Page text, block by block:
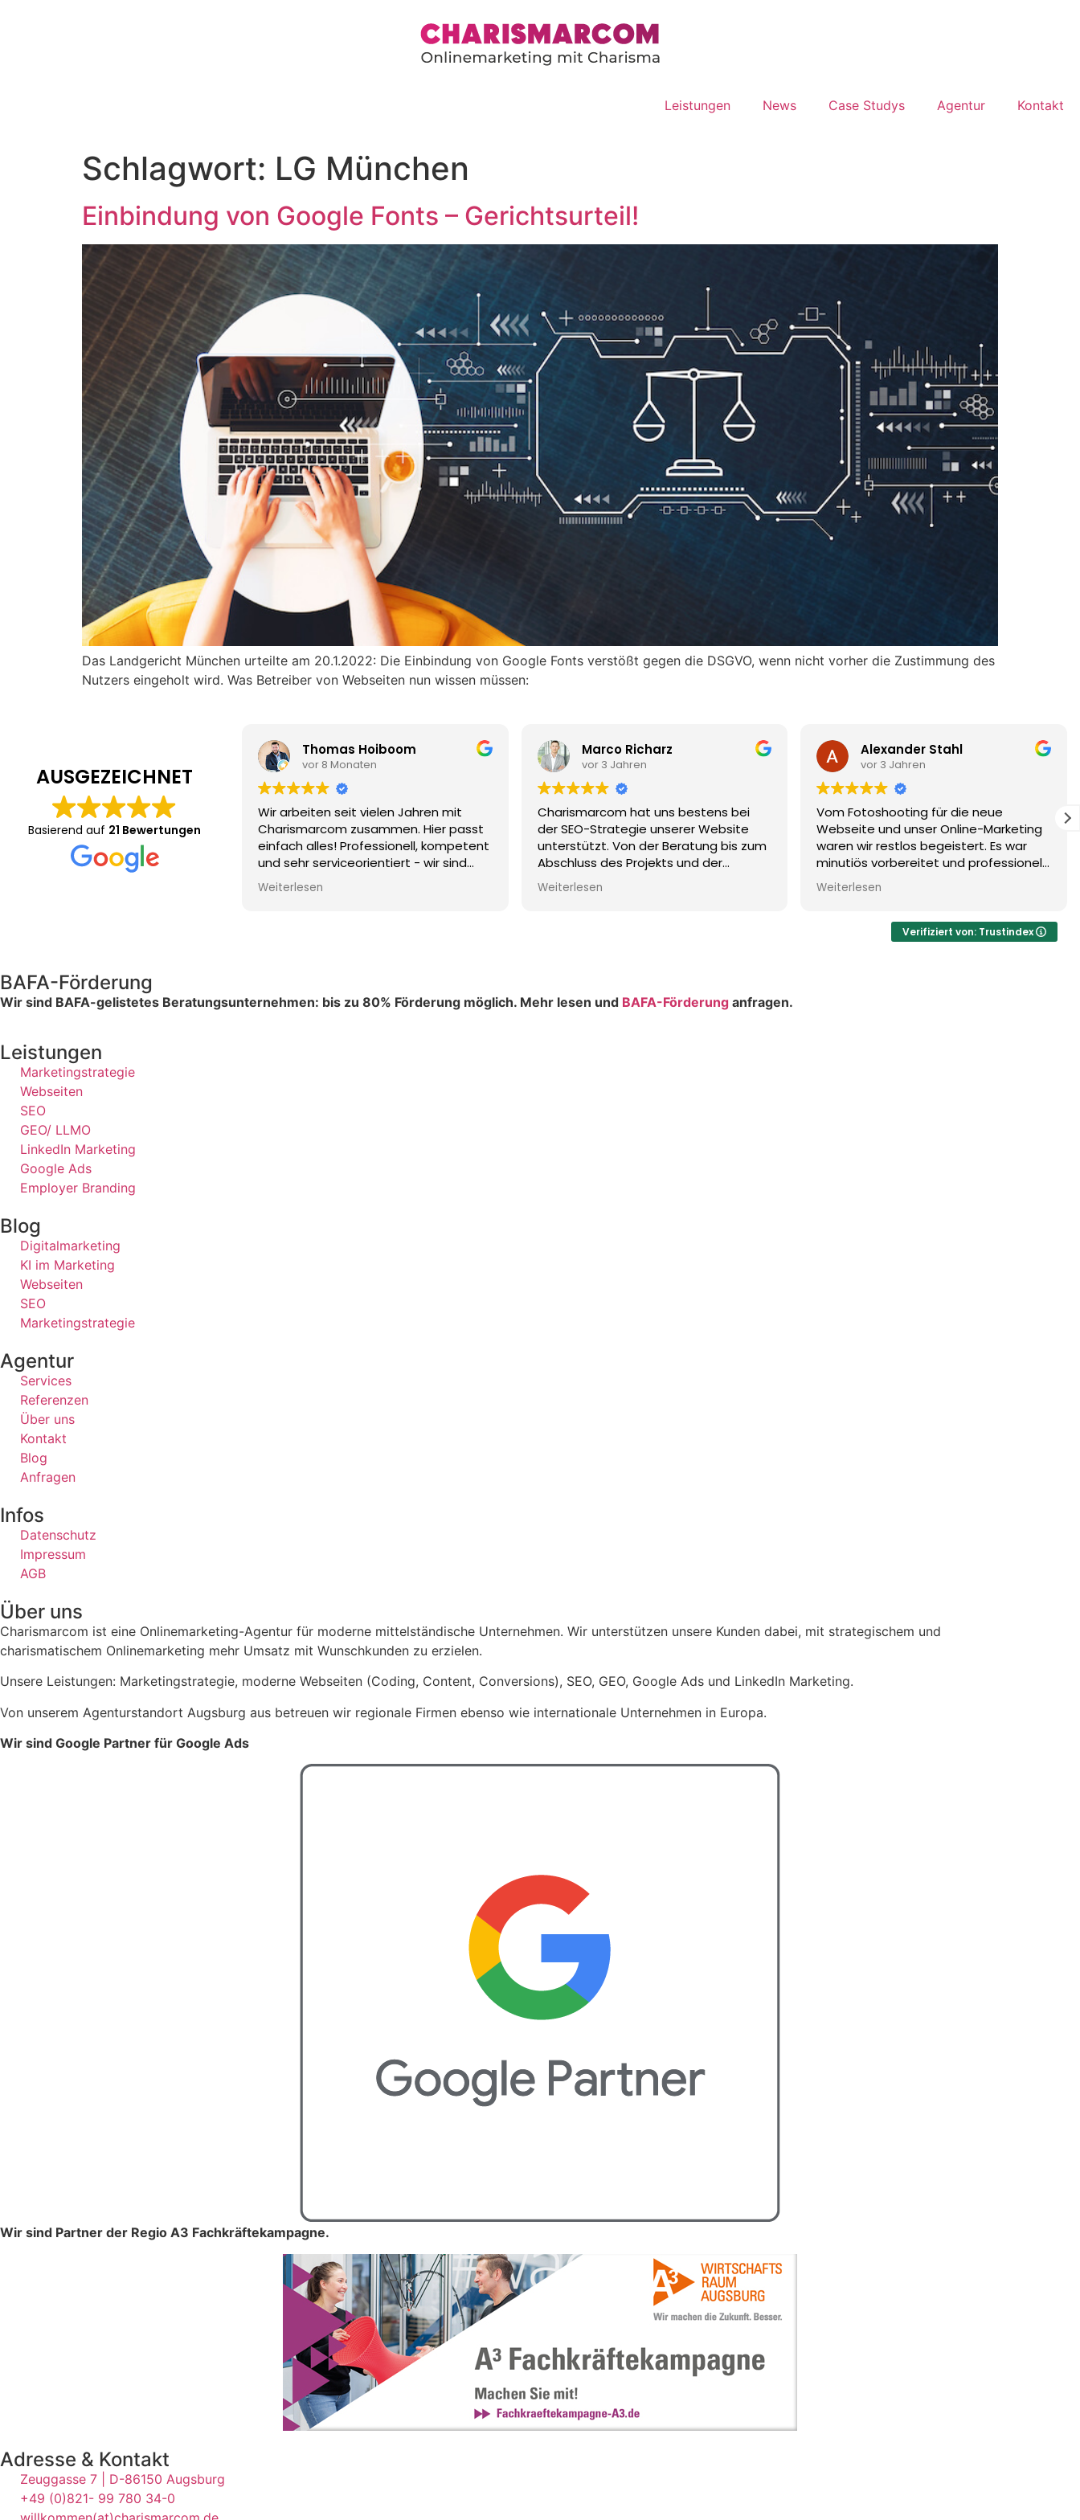
Leistungen News Case Studys Agentur Kontakt
Schlagwort: LG München
Einbindung von Google Fonts – Gerichtsurteil!
Das Landgericht München urteilte am 20.1.2022: Die Einbindung von Google Fonts verstößt gegen die DSGVO, wenn nicht vorher die Zustimmung des
Nutzers eingeholt wird. Was Betreiber von Webseiten nun wissen müssen:
AUSGEZEICHNET
Basierend auf 21 Bewertungen
Wir arbeiten seit vielen Jahren mit
Charismarcom zusammen. Hier passt
einfach alles! Professionell, kompetent
und sehr serviceorientiert - wir sind
Marco Richarz
vor 3 Jahren
Charismarcom hat uns bestens bei
der SEO-Strategie unserer Website
unterstützt. Von der Beratung bis zum
Abschluss des Projekts und der
zufrieden.
Weiterlesen
Alexander Stahl
vor 3 Jahren
Vom Fotoshooting für die neue
Webseite und unser Online-Marketing
waren wir restlos begeistert. Es war
minutiös vorbereitet und professionell
aufgefallen sind die Liebe fürs Detail,
Weiterlesen
Marion Nippon
vor 3 Jahren
Liebes Charismarcom-Team,
Wir sind rundum zufrieden mit
Webseite und der - falls wir mal ein
Anliegen haben - stets super
Wir fühlen uns bei Ihnen sehr gut
Weiterlesen
Verifiziert von: Trustindex
BAFA-Förderung
Wir sind BAFA-gelistetes Beratungsunternehmen: bis zu 80% Förderung möglich. Mehr lesen und BAFA-Förderung anfragen.
Leistungen
Marketingstrategie
Webseiten
SEO
GEO/ LLMO
LinkedIn Marketing
Google Ads
Employer Branding
Blog
Digitalmarketing
KI im Marketing
Webseiten
SEO
Marketingstrategie
Agentur
Services
Referenzen
Über uns
Kontakt
Blog
Anfragen
Infos
Datenschutz
Impressum
AGB
Über uns
Charismarcom ist eine Onlinemarketing-Agentur für moderne mittelständische Unternehmen. Wir unterstützen unsere Kunden dabei, mit strategischem und
charismatischem Onlinemarketing mehr Umsatz mit Wunschkunden zu erzielen.
Unsere Leistungen: Marketingstrategie, moderne Webseiten (Coding, Content, Conversions), SEO, GEO, Google Ads und LinkedIn Marketing.
Von unserem Agenturstandort Augsburg aus betreuen wir regionale Firmen ebenso wie internationale Unternehmen in Europa.
Wir sind Google Partner für Google Ads
Wir sind Partner der Regio A3 Fachkräftekampagne.
Adresse & Kontakt
Zeuggasse 7 | D-86150 Augsburg
+49 (0)821- 99 780 34-0